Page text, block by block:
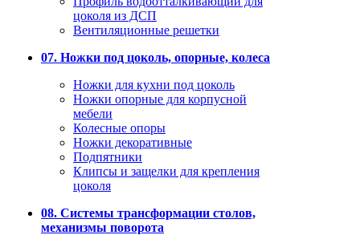
цоколя из ДСП
Вентиляционные решетки
07. Ножки под цоколь, опорные, колеса
Ножки для кухни под цоколь
Ножки опорные для корпусной
мебели
Колесные опоры
Ножки декоративные
Подпятники
Клипсы и защелки для крепления
цоколя
08. Системы трансформации столов,
механизмы поворота